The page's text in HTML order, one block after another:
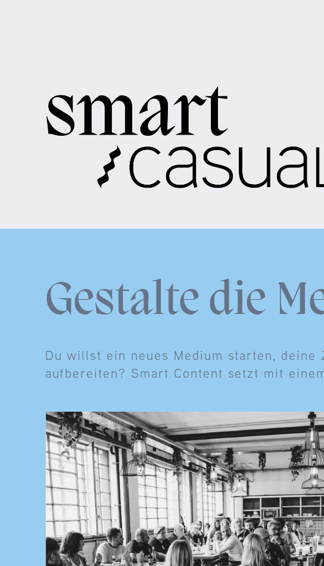
Gestalte die
Du willst ein neues Medium starten,
aufbereiten? Smart Content setzt mit